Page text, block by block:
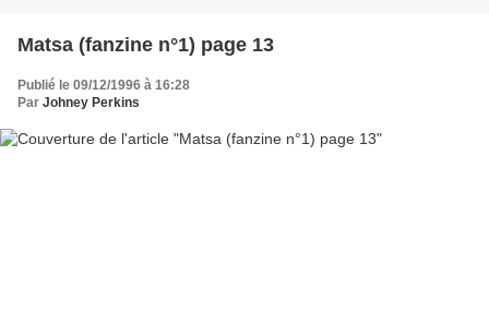
Matsa (fanzine n°1) page 13
Publié le 09/12/1996 à 16:28
Par Johney Perkins